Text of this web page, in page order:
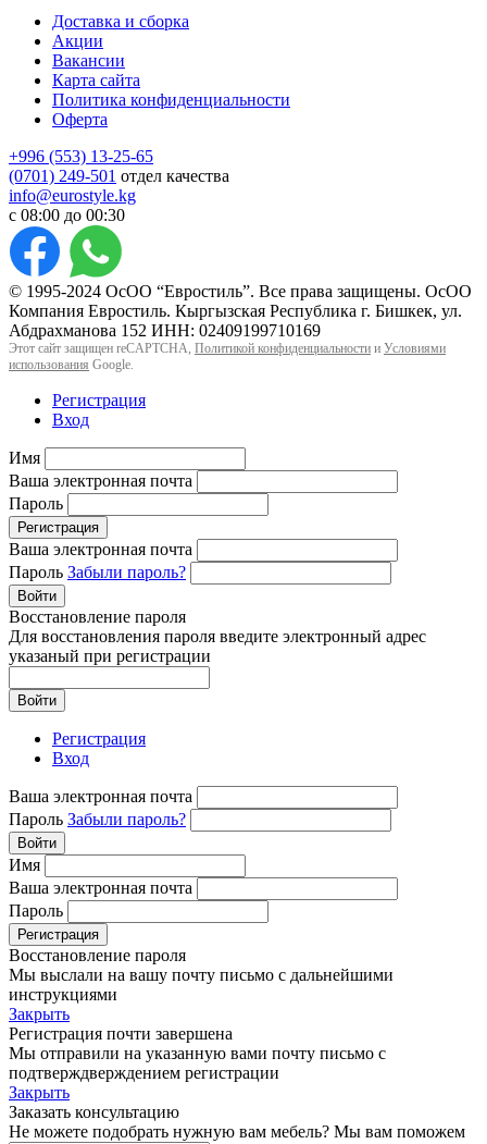
Доставка и сборка
Акции
Вакансии
Карта сайта
Политика конфиденциальности
Оферта
+996 (553) 13-25-65
(0701) 249-501 отдел качества
info@eurostyle.kg
с 08:00 до 00:30
© 1995-2024 ОсОО “Евростиль”. Все права защищены. ОсОО
Компания Евростиль. Кыргызская Республика г. Бишкек, ул.
Абдрахманова 152 ИНН: 02409199710169
Этот сайт защищен reCAPTCHA, Политикой конфиденциальности и Условиями
использования Google.
Регистрация
Вход
Имя
Ваша электронная почта
Пароль
Регистрация
Ваша электронная почта
Пароль Забыли пароль?
Войти
Восстановление пароля
Для восстановления пароля введите электронный адрес
указаный при регистрации
Войти
Регистрация
Вход
Ваша электронная почта
Пароль Забыли пароль?
Войти
Имя
Ваша электронная почта
Пароль
Регистрация
Восстановление пароля
Мы выслали на вашу почту письмо с дальнейшими
инструкциями
Закрыть
Регистрация почти завершена
Мы отправили на указанную вами почту письмо с
подтверждверждением регистрации
Закрыть
Заказать консультацию
Не можете подобрать нужную вам мебель? Мы вам поможем